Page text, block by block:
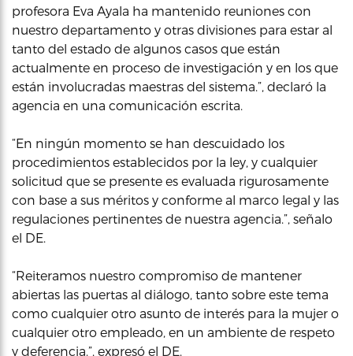
profesora Eva Ayala ha mantenido reuniones con
nuestro departamento y otras divisiones para estar al
tanto del estado de algunos casos que están
actualmente en proceso de investigación y en los que
están involucradas maestras del sistema.”, declaró la
agencia en una comunicación escrita.
“En ningún momento se han descuidado los
procedimientos establecidos por la ley, y cualquier
solicitud que se presente es evaluada rigurosamente
con base a sus méritos y conforme al marco legal y las
regulaciones pertinentes de nuestra agencia.”, señalo
el DE.
“Reiteramos nuestro compromiso de mantener
abiertas las puertas al diálogo, tanto sobre este tema
como cualquier otro asunto de interés para la mujer o
cualquier otro empleado, en un ambiente de respeto
y deferencia.”, expresó el DE.